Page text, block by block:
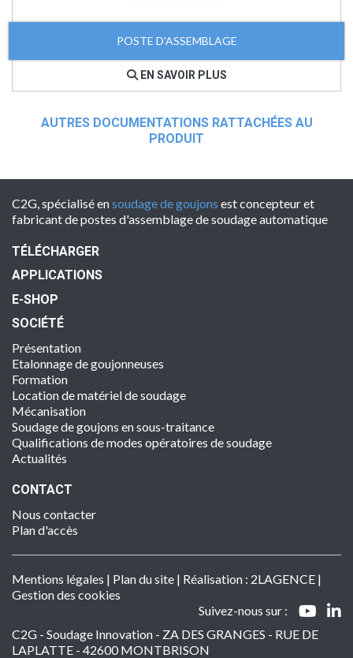
POSTE D'ASSEMBLAGE
EN SAVOIR PLUS
AUTRES DOCUMENTATIONS RATTACHÉES AU
PRODUIT
C2G, spécialisé ensoudage de goujons est concepteur et
fabricant de postes d'assemblage de soudage automatique
TÉLÉCHARGER
APPLICATIONS
E-SHOP
SOCIÉTÉ
Présentation
Etalonnage de goujonneuses
Formation
Location de matériel de soudage
Mécanisation
Soudage de goujons en sous-traitance
Qualifications de modes opératoires de soudage
Actualités
CONTACT
Nous contacter
Plan d'accès
Mentions légales | Plan du site | Réalisation : 2LAGENCE |
Gestion des cookies
Suivez-nous sur :
C2G - Soudage Innovation - ZA DES GRANGES - RUE DE
LAPLATTE - 42600 MONTBRISON